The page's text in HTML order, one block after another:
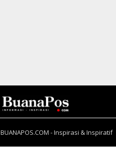
BUANAPOS.COM - Inspirasi & Inspiratif